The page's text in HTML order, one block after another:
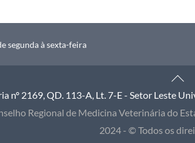
segunda à sexta-feira
Back
To
Top
nº 2169, QD. 113-A, Lt. 7-E - Setor Leste
Regional de Medicina Veterinária do
2024 - © Todos os